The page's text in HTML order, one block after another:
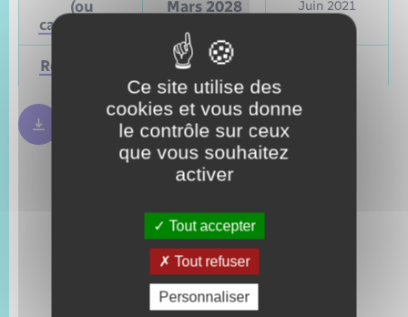
(ou
cantonales)
Mars 2028 Juin 2021
Régionales Mars 2028
Règles bulletin de vote 250.09 Ko
Ce site utilise des
cookies et vous donne
le contrôle sur ceux
que vous souhaitez
activer
Tout accepter
Tout refuser
Personnaliser